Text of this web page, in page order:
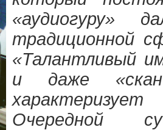
«аудиогуру»
традиционной
«Талантливый
и даже
Очередной